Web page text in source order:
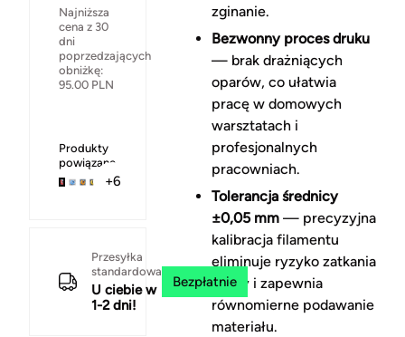
Najniższa
cena z 30
dni
poprzedzających
obniżkę:
95.00 PLN
Produkty
powiązane
+6
Przesyłka
standardowa
U ciebie w
1-2 dni!
Bezpłatnie
zginanie.
Bezwonny proces druku
— brak drażniących
oparów, co ułatwia
pracę w domowych
warsztatach i
profesjonalnych
pracowniach.
Tolerancja średnicy
±0,05 mm— precyzyjna
kalibracja filamentu
eliminuje ryzyko zatkania
dyszy i zapewnia
równomierne podawanie
materiału.